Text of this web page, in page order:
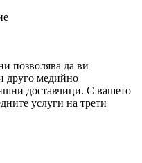
позволява да ви
друго медийно
доставчици. С вашето
услуги на трети